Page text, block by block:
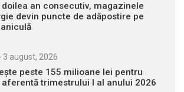
doilea an consecutiv, magazinele
devin puncte de adăpostire pe
3 august, 2026
peste 155 milioane lei pentru
trimestrului I al anului 2026